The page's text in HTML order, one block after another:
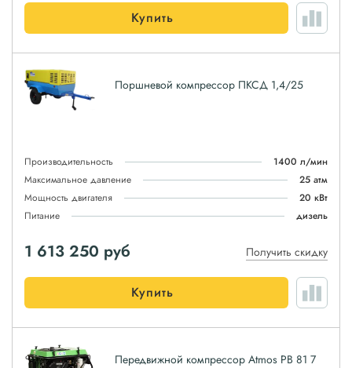
Купить
Поршневой компрессор ПКСД 1,4/25
Производительность
1400 л/мин
Максимальное давление
25 атм
Мощность двигателя
20 кВт
Питание
дизель
1 613 250 руб Получить скидку
Купить
Передвижной компрессор Atmos PB 81 7